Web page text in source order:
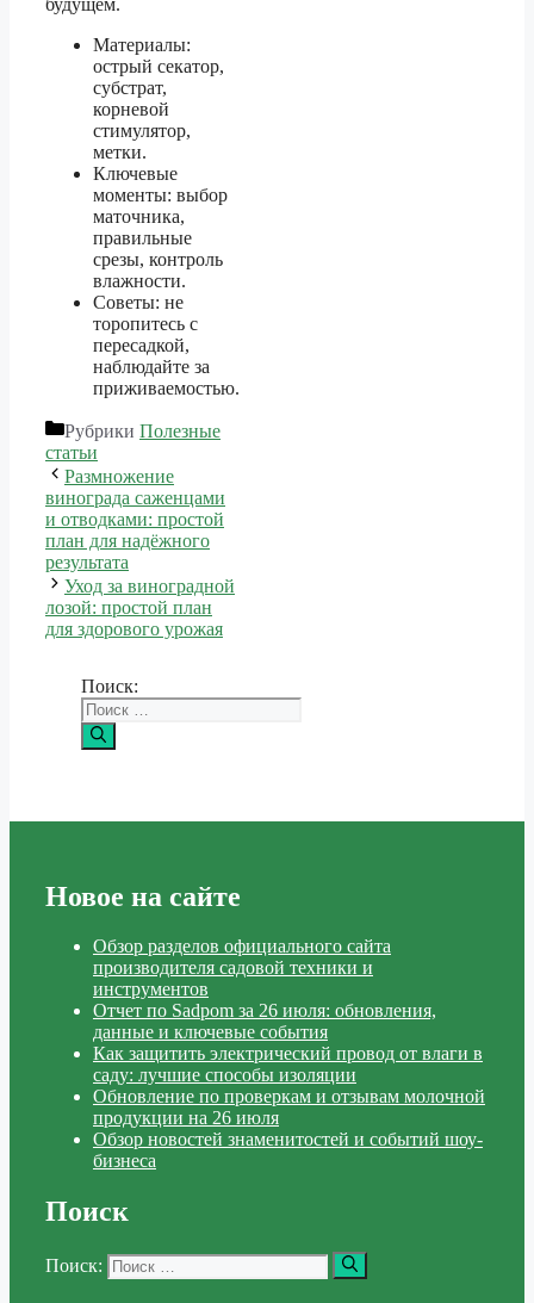
будущем.
Материалы:
острый секатор,
субстрат,
корневой
стимулятор,
метки.
Ключевые
моменты: выбор
маточника,
правильные
срезы, контроль
влажности.
Советы: не
торопитесь с
пересадкой,
наблюдайте за
приживаемостью.
Рубрики Полезные
статьи
Размножение
винограда саженцами
и отводками: простой
план для надёжного
результата
Уход за виноградной
лозой: простой план
для здорового урожая
Поиск:
Новое на сайте
Обзор разделов официального сайта
производителя садовой техники и
инструментов
Отчет по Sadpom за 26 июля: обновления,
данные и ключевые события
Как защитить электрический провод от влаги в
саду: лучшие способы изоляции
Обновление по проверкам и отзывам молочной
продукции на 26 июля
Обзор новостей знаменитостей и событий шоу-
бизнеса
Поиск
Поиск: